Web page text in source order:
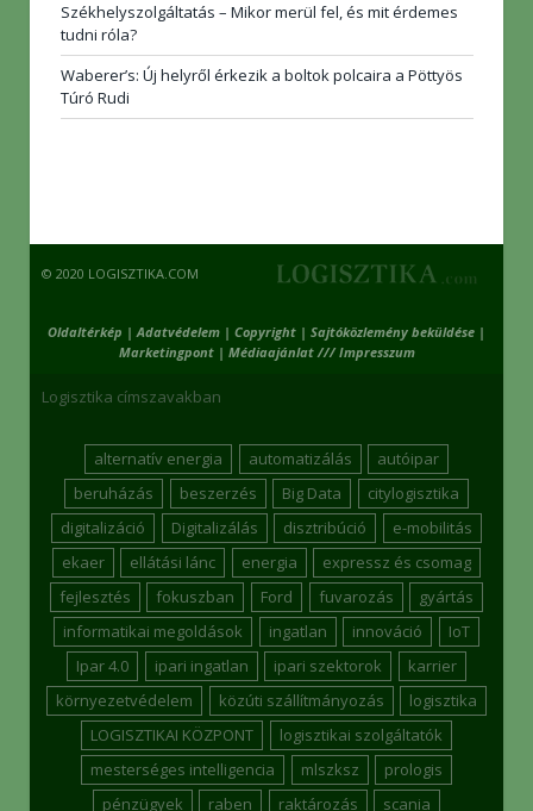
Székhelyszolgáltatás – Mikor merül fel, és mit érdemes
tudni róla?
Waberer’s: Új helyről érkezik a boltok polcaira a Pöttyös
Túró Rudi
© 2020 LOGISZTIKA.COM
Oldaltérkép |Adatvédelem | Copyright | Sajtóközlemény beküldése |
Marketingpont| Médiaajánlat /// Impresszum
Logisztika címszavakban
alternatív energia automatizálás
autóipar
beruházás
beszerzés Big Data
citylogisztika
digitalizáció
Digitalizálás disztribúció
e-mobilitás
ekaer
ellátási lánc energia
expressz és csomag
fejlesztés
fokuszban Ford fuvarozás
gyártás
informatikai megoldások
ingatlan innováció
IoT
Ipar 4.0
ipari ingatlan ipari szektorok
karrier
környezetvédelem
közúti szállítmányozás
logisztika
LOGISZTIKAI KÖZPONT
logisztikai szolgáltatók
mesterséges intelligencia
mlszksz
prologis
pénzügyek
raben raktározás scania